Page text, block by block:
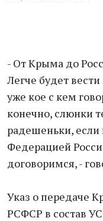
- От Крыма до
Легче будет
уже кое с кем
конечно, слюнки
радешеньки,
Федерацией
договоримся, -
Указ о передаче
РСФСР в состав